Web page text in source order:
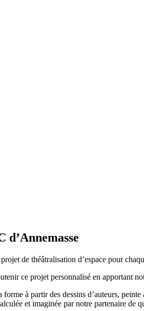
d’Annemasse
de théâtralisation d’espace pour
ce projet personnalisé en apportant
à partir des dessins d’auteurs,
et imaginée par notre partenaire